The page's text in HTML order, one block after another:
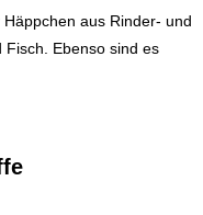
aus Rinder- und
Fisch. Ebenso sind es